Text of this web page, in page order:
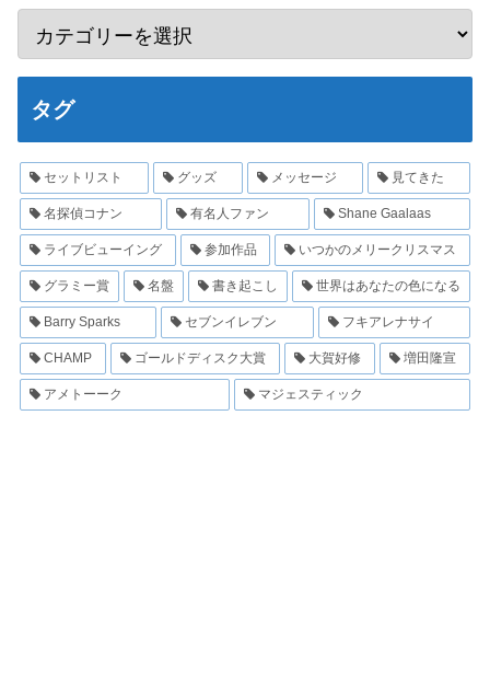
タグ
セットリスト グッズ メッセージ 見てきた
名探偵コナン 有名人ファン Shane Gaalaas
ライブビューイング 参加作品 いつかのメリークリスマス
グラミー賞 名盤 書き起こし 世界はあなたの色になる
Barry Sparks セブンイレブン フキアレナサイ
CHAMP ゴールドディスク大賞 大賀好修 増田隆宣
アメトーーク マジェスティック